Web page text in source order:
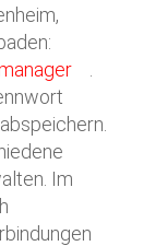
Im